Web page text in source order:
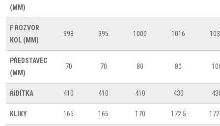
(MM)
F ROZVOR
KOL (MM)
993 995 1000 1016
PŘEDSTAVEC
(MM)
70 70 80 80
ŘIDÍTKA 410 410 410 430
KLIKY 165 165 170 172.5